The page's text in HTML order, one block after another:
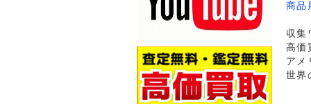
商品
収集
高価
アメ
世界